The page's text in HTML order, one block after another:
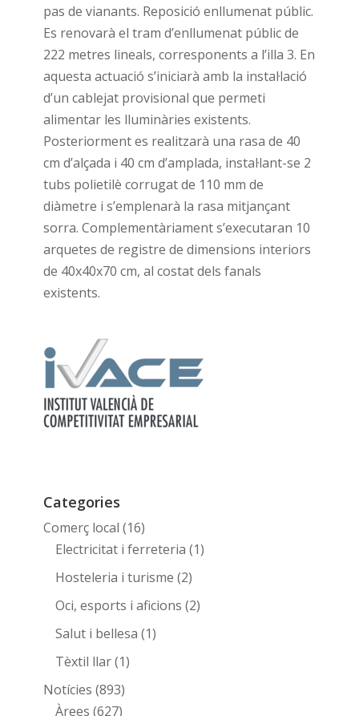
pas de vianants. Reposició enllumenat públic.
Es renovarà el tram d’enllumenat públic de
222 metres lineals, corresponents a l’illa 3. En
aquesta actuació s’iniciarà amb la instal·lació
d’un cablejat provisional que permeti
alimentar les lluminàries existents.
Posteriorment es realitzarà una rasa de 40
cm d’alçada i 40 cm d’amplada, instal·lant-se 2
tubs polietilè corrugat de 110 mm de
diàmetre i s’emplenarà la rasa mitjançant
sorra. Complementàriament s’executaran 10
arquetes de registre de dimensions interiors
de 40x40x70 cm, al costat dels fanals
existents.
Categories
Comerç local (16)
Electricitat i ferreteria (1)
Hosteleria i turisme (2)
Oci, esports i aficions (2)
Salut i bellesa (1)
Tèxtil llar(1)
Notícies (893)
Àrees (627)